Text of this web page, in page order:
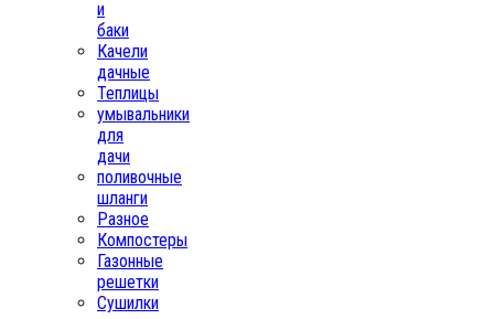
и
баки
Качели
дачные
Теплицы
умывальники
для
дачи
поливочные
шланги
Разное
Компостеры
Газонные
решетки
Сушилки